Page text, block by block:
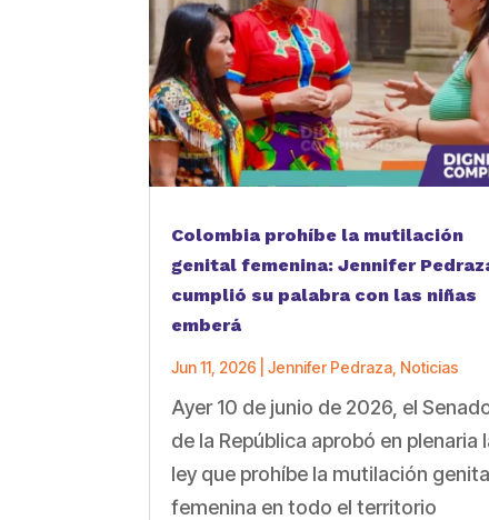
Colombia prohíbe la mutilación
genital femenina: Jennifer
cumplió su palabra con las niñas
emberá
Jun 11, 2026 |Jennifer Pedraza Noticias
Ayer 10 de junio de 2026, el
de la República aprobó en plenaria
ley que prohíbe la mutilación
femenina en todo el territorio